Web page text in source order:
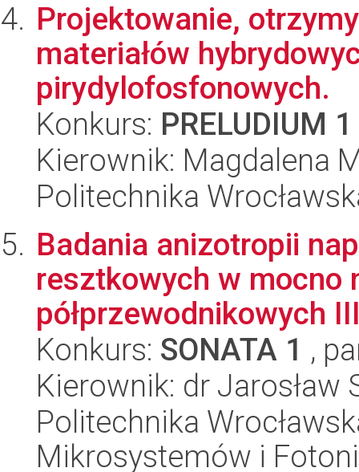
Projektowanie,
materiałów
pirydylofosfonowych.
Konkurs: PRELUDIUM 1
Kierownik: Magdalena
Politechnika
Badania anizotropii
resztkowych w mocno
półprzewodnikowych
Konkurs: SONATA 1 ,
Kierownik: dr Jarosław
Politechnika
Mikrosystemów i